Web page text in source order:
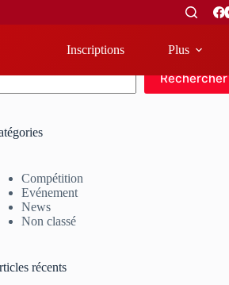
Inscriptions Plus
Rechercher
Compétition
Evénement
News
Non classé
récents